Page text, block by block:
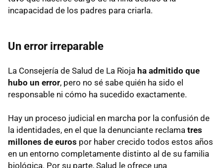
incapacidad de los padres para criarla.
Un error irreparable
La Consejería de Salud de La Rioja ha admitido que
hubo un error, pero no sé sabe quién ha sido el
responsable ni cómo ha sucedido exactamente.
Hay un proceso judicial en marcha por la confusión de
la identidades, en el que la denunciante reclama tres
millones de euros por haber crecido todos estos años
en un entorno completamente distinto al de su familia
biológica. Por su parte, Salud le ofrece una